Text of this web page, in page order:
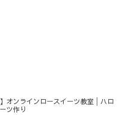
】オンラインロースイーツ教室│ハロ
ツ作り